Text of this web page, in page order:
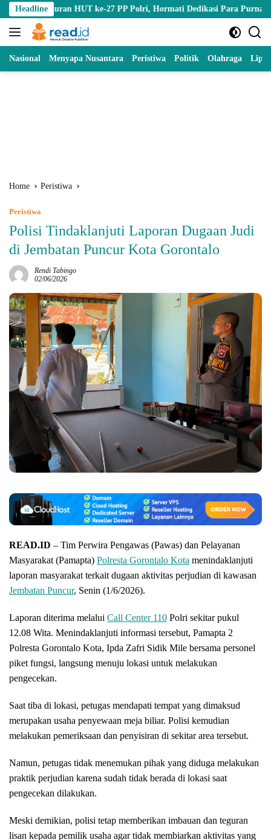
Skip
to
content
Headline
HUT ke-27 PP Polri, Hormati Dedikasi Para Purnawirawan
Nasional Menyapa Nusantara Peristiwa Politik Olahraga
Home Peristiwa
Peristiwa
Polisi Tindaklanjuti Laporan Dugaan Judi
di Jembatan Puncur Kota Gorontalo
Rendi Tabingo
02/06/2026
READ.ID – Tim Perwira Pengawas (Pawas) dan Pelayanan
Masyarakat (Pamapta) Polresta Gorontalo Kota menindaklanjuti
laporan masyarakat terkait dugaan aktivitas perjudian di kawasan
Jembatan Puncur, Senin (1/6/2026).
Laporan diterima melalui Call Center 110 Polri sekitar pukul
12.08 Wita. Menindaklanjuti informasi tersebut, Pamapta 2
Polresta Gorontalo Kota, Ipda Zafri Sidik Mile bersama personel
piket fungsi, langsung menuju lokasi untuk melakukan
pengecekan.
Saat tiba di lokasi, petugas mendapati tempat yang dimaksud
merupakan usaha penyewaan meja biliar. Polisi kemudian
melakukan pemeriksaan dan penyisiran di sekitar area tersebut.
Namun, petugas tidak menemukan pihak yang diduga melakukan
praktik perjudian karena sudah tidak berada di lokasi saat
pengecekan dilakukan.
Meski demikian, polisi tetap memberikan imbauan dan teguran
lisan kepada pemilik usaha agar tidak membiarkan aktivitas yang